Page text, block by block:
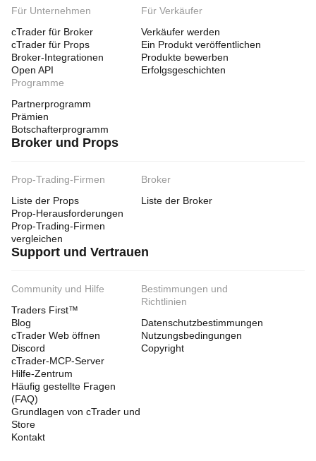
Für Unternehmen
cTrader für Broker
cTrader für Props
Broker-Integrationen
Open API
Für Verkäufer
Verkäufer werden
Ein Produkt veröffentlichen
Produkte bewerben
Erfolgsgeschichten
Programme
Partnerprogramm
Prämien
Botschafterprogramm
Broker und Props
Prop-Trading-Firmen
Liste der Props
Prop-Herausforderungen
Prop-Trading-Firmen
vergleichen
Broker
Liste der Broker
Support und Vertrauen
Community und Hilfe
Traders First™
Blog
cTrader Web öffnen
Discord
cTrader-MCP-Server
Hilfe-Zentrum
Häufig gestellte Fragen
(FAQ)
Grundlagen von cTrader und
Store
Kontakt
Bestimmungen und
Richtlinien
Datenschutzbestimmungen
Nutzungsbedingungen
Copyright